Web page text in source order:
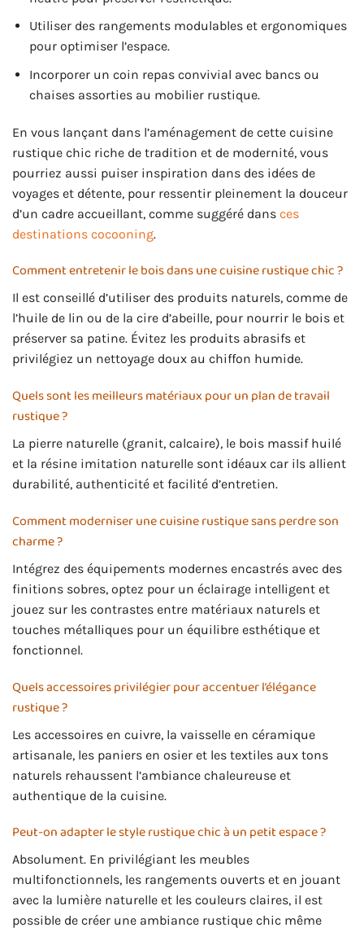
Utiliser des rangements modulables et ergonomiques
pour optimiser l’espace.
Incorporer un coin repas convivial avec bancs ou
chaises assorties au mobilier rustique.
En vous lançant dans l’aménagement de cette cuisine
rustique chic riche de tradition et de modernité, vous
pourriez aussi puiser inspiration dans des idées de
voyages et détente, pour ressentir pleinement la douceur
d’un cadre accueillant, comme suggéré dans ces
destinations cocooning.
Comment entretenir le bois dans une cuisine rustique chic ?
Il est conseillé d’utiliser des produits naturels, comme de
l’huile de lin ou de la cire d’abeille, pour nourrir le bois et
préserver sa patine. Évitez les produits abrasifs et
privilégiez un nettoyage doux au chiffon humide.
Quels sont les meilleurs matériaux pour un plan de travail
rustique ?
La pierre naturelle (granit, calcaire), le bois massif huilé
et la résine imitation naturelle sont idéaux car ils allient
durabilité, authenticité et facilité d’entretien.
Comment moderniser une cuisine rustique sans perdre son
charme ?
Intégrez des équipements modernes encastrés avec des
finitions sobres, optez pour un éclairage intelligent et
jouez sur les contrastes entre matériaux naturels et
touches métalliques pour un équilibre esthétique et
fonctionnel.
Quels accessoires privilégier pour accentuer l’élégance
rustique ?
Les accessoires en cuivre, la vaisselle en céramique
artisanale, les paniers en osier et les textiles aux tons
naturels rehaussent l’ambiance chaleureuse et
authentique de la cuisine.
Peut-on adapter le style rustique chic à un petit espace ?
Absolument. En privilégiant les meubles
multifonctionnels, les rangements ouverts et en jouant
avec la lumière naturelle et les couleurs claires, il est
possible de créer une ambiance rustique chic même